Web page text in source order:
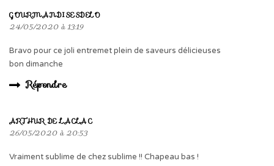
GOURMANDISESDELO
24/05/2020 à 13:19
Bravo pour ce joli entremet plein de saveurs délicieuses
bon dimanche
Répondre
ARTHUR DE LACLAC
26/05/2020 à 20:53
Vraiment sublime de chez sublime !! Chapeau bas !